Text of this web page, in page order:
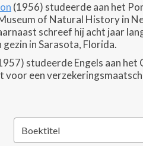
(1956) studeerde aan het
of Natural History in
schreef hij acht jaar
in Sarasota, Florida.
studeerde Engels aan
voor een
Boektitel